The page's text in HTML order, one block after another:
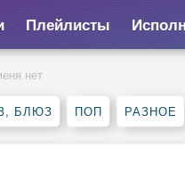
Плейлисты
нет
БЛЮЗ ПОП РАЗНОЕ